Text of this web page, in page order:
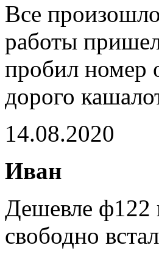
Все
работы
пробил номер
дорого
14.08.2020
Иван
Дешевле ф122
свободно